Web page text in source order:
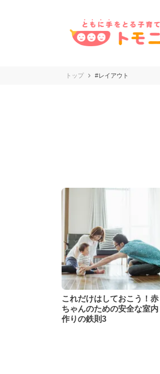
トップ #レイアウト
これだけはしておこう！赤
ちゃんのための安全な室内
作りの鉄則3